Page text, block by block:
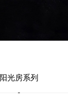
阳光房系列